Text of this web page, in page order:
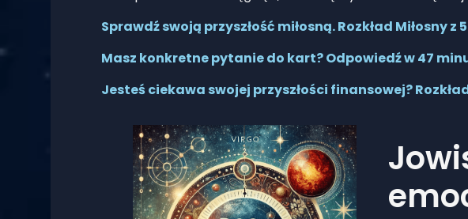
Sprawdź swoją przyszłość miłosną. Rozkład Miłosny z
Masz konkretne pytanie do kart? Odpowiedź w 47
Jesteś ciekawa swojej przyszłości finansowej?